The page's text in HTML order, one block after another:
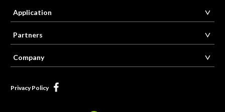
Application
Partners
Company
Privacy Policy